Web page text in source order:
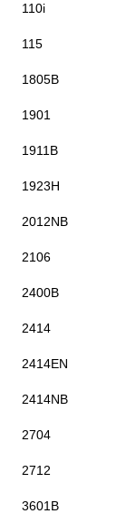
110i
115
1805B
1901
1911B
1923H
2012NB
2106
2400B
2414
2414EN
2414NB
2704
2712
3601B